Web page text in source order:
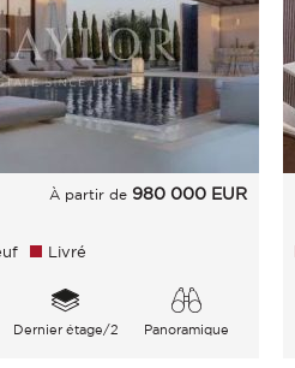
À partir de 980 000 EUR
Livré
Dernier étage/2
Panoramique